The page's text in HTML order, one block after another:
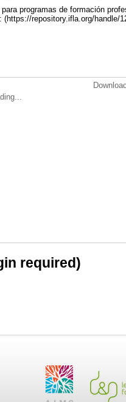
programas de formación
(https://repository.ifla.org/handle/
required)